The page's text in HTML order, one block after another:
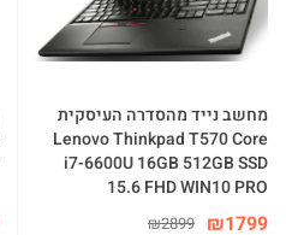
מחשב נייד מהסדרה העיסקית
Lenovo Thinkpad T570 Core
i7-6600U 16GB 512GB SSD
15.6 FHD WIN10 PRO
₪1799
₪2899